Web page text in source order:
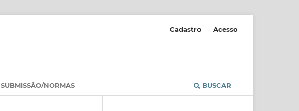
SUBMISSÃO/NORMAS BUSCAR
Cadastro Acesso